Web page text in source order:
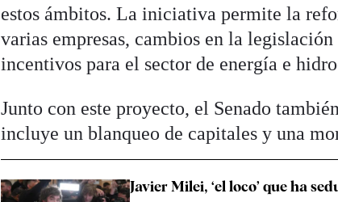
estos ámbitos. La iniciativa permite la
varias empresas, cambios en la
incentivos para el sector de energía e
Junto con este proyecto, el Senado
incluye un blanqueo de capitales y una
Javier Milei, ‘el loco’ que ha